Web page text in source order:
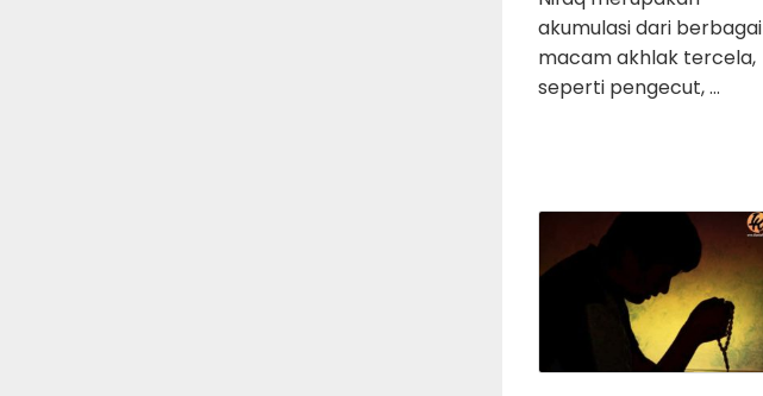
akumulasi dari berbagai
macam akhlak tercela,
seperti pengecut, …